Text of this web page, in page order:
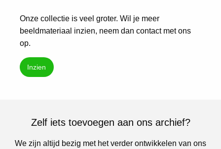
Onze collectie is veel groter. Wil je meer
beeldmateriaal inzien, neem dan contact met ons
op.
Inzien
Zelf iets toevoegen aan ons archief?
We zijn altijd bezig met het verder ontwikkelen van ons